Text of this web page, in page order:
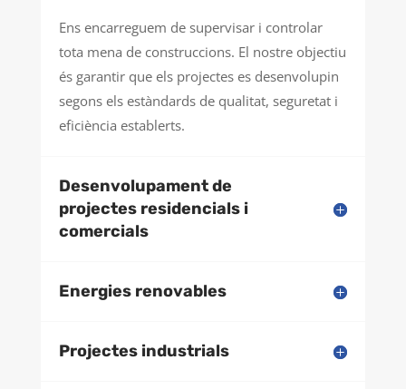
Ens encarreguem de supervisar i controlar
tota mena de construccions. El nostre objectiu
és garantir que els projectes es desenvolupin
segons els estàndards de qualitat, seguretat i
eficiència establerts.
Desenvolupament de
projectes residencials i
comercials
Energies renovables
Projectes industrials